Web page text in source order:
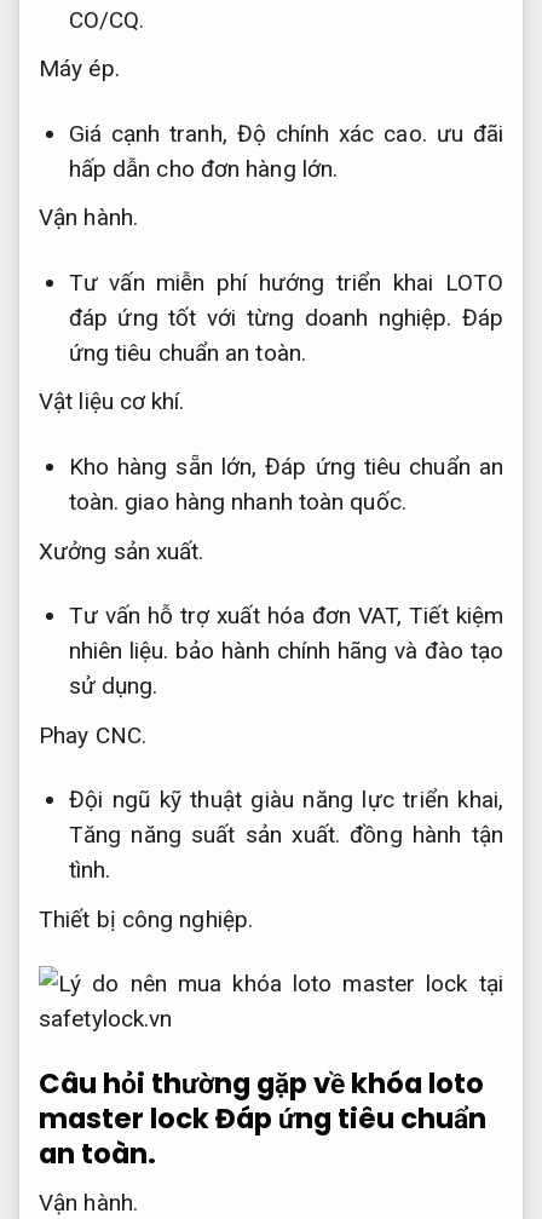
CO/CQ.
Máy ép.
Giá cạnh tranh, Độ chính xác cao. ưu đãi
hấp dẫn cho đơn hàng lớn.
Vận hành.
Tư vấn miễn phí hướng triển khai LOTO
đáp ứng tốt với từng doanh nghiệp. Đáp
ứng tiêu chuẩn an toàn.
Vật liệu cơ khí.
Kho hàng sẵn lớn,Đáp ứng tiêu chuẩn an
toàn. giao hàng nhanh toàn quốc.
Xưởng sản xuất.
Tư vấn hỗ trợ xuất hóa đơn VAT,Tiết kiệm
nhiên liệu. bảo hành chính hãng và đào tạo
sử dụng.
Phay CNC.
Đội ngũ kỹ thuật giàu năng lực triển khai,
Tăng năng suất sản xuất. đồng hành tận
tình.
Thiết bị công nghiệp.
Câu hỏi thường gặp về khóa loto
master lockĐáp ứng tiêu chuẩn
an toàn.
Vận hành.